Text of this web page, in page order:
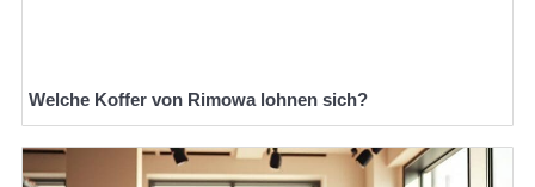
Welche Koffer von Rimowa lohnen sich?